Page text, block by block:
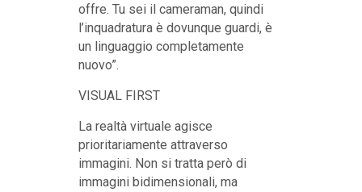
offre. Tu sei il cameraman, quindi
l’inquadratura è dovunque guardi, è
un linguaggio completamente
nuovo”.
VISUAL FIRST
La realtà virtuale agisce
prioritariamente attraverso
immagini. Non si tratta però di
immagini bidimensionali, ma